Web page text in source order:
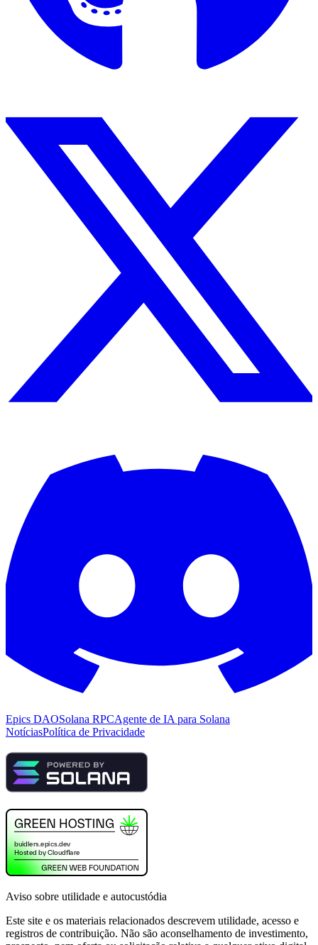
Epics DAOSolana RPCAgente de IA para Solana
NotíciasPolítica de Privacidade
Aviso sobre utilidade e autocustódia
Este site e os materiais relacionados descrevem utilidade, acesso e
registros de contribuição. Não são aconselhamento de investimento,